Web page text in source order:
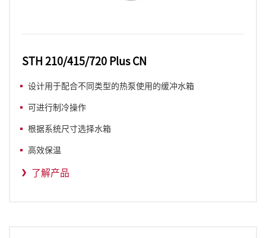
STH 210/415/720 Plus CN
设计用于配合不同类型的热泵使用的缓冲水箱
可进行制冷操作
根据系统尺寸选择水箱
高效保温
了解产品